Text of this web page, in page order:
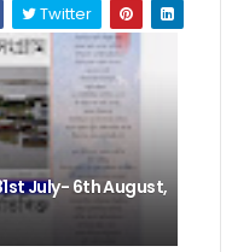
Twitter
July- 6th August,